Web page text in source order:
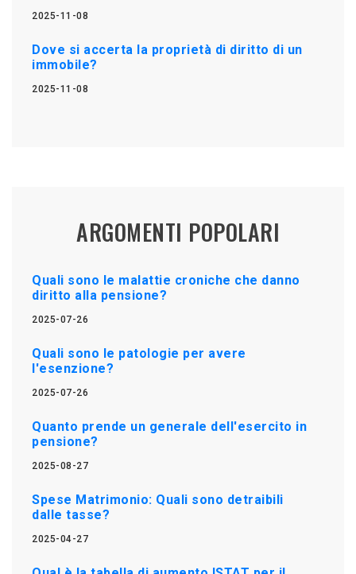
2025-11-08
Dove si accerta la proprietà di diritto di un
immobile?
2025-11-08
ARGOMENTI POPOLARI
Quali sono le malattie croniche che danno
diritto alla pensione?
2025-07-26
Quali sono le patologie per avere
l'esenzione?
2025-07-26
Quanto prende un generale dell'esercito in
pensione?
2025-08-27
Spese Matrimonio: Quali sono detraibili
dalle tasse?
2025-04-27